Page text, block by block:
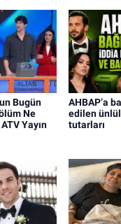
Bugün
Ne
Yayın
AHBAP’a
edilen
tutarları